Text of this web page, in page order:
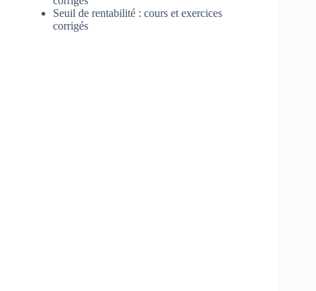
Seuil de rentabilité : cours et exercices
corrigés